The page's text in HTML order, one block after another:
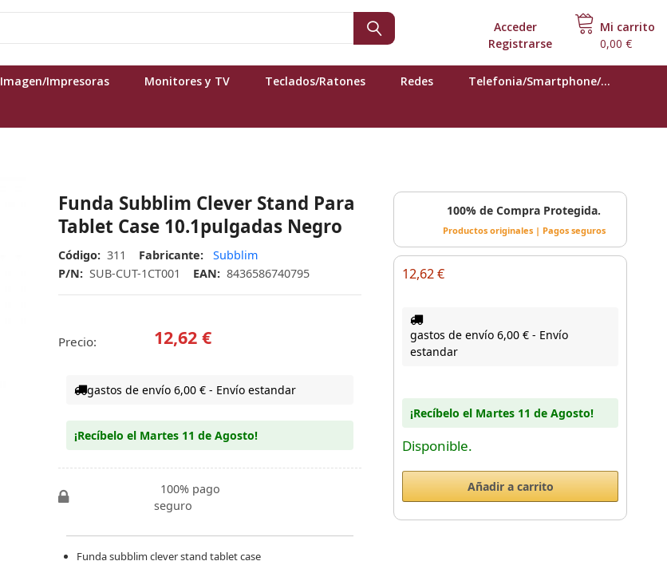
Mi carrito
0,00 €
Accedero
Registrarse
Imagen/Impresoras Monitores y TV Teclados/Ratones Redes Telefonia/Smartphone/...
Funda Subblim Clever Stand Para
Tablet Case 10.1pulgadas Negro
Código: 311 Fabricante:
Subblim
P/N: SUB-CUT-1CT001 EAN: 8436586740795
Precio: 12,62 €
gastos de envío 6,00 € - Envío estandar
¡Recíbelo el Martes 11 de Agosto!
100% pago
seguro
Funda subblim clever stand tablet case
100% de Compra Protegida.
Productos originales | Pagos seguros
12,62 €
gastos de envío 6,00 € - Envío
estandar
¡Recíbelo el Martes 11 de Agosto!
Disponible.